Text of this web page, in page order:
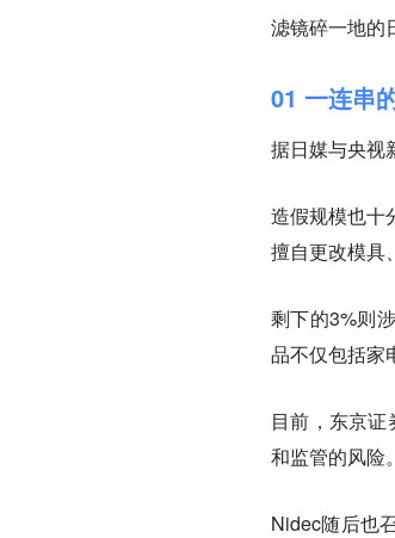
滤镜碎一地的
01 一连串
据日媒与央视
造假规模也十
擅自更改模具
剩下的3%则
品不仅包括家
目前，东京
和监管的风险。
Nidec随后也